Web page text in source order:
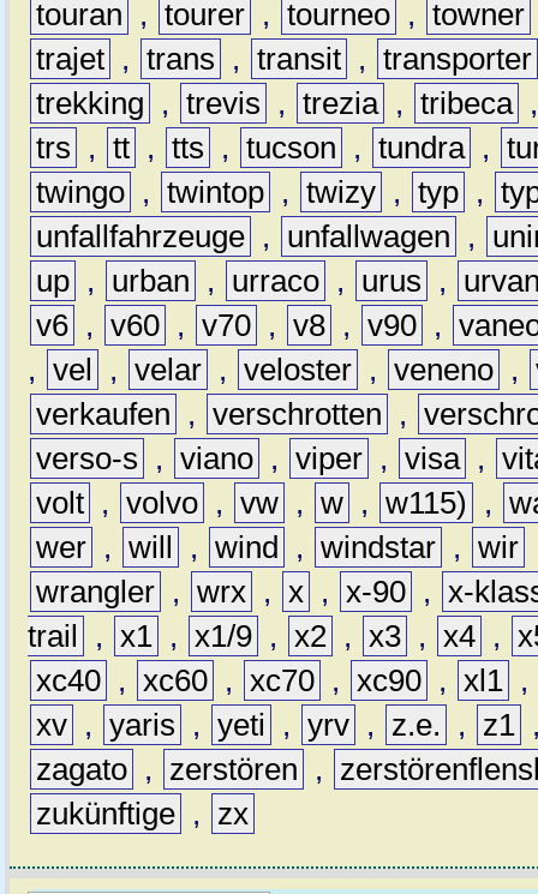
touran , tourer , tourneo , towner
trajet , trans , transit , transporter
trekking
, trevis , trezia , tribeca
trs
, tt , tts , tucson , tundra ,
twingo , twintop , twizy , typ ,
unfallfahrzeuge , unfallwagen ,
up , urban , urraco , urus ,
v6 , v60 , v70 , v8 , v90 ,
, vel , velar , veloster , veneno ,
verkaufen
, verschrotten ,
verso-s
, viano , viper , visa ,
volt , volvo , vw , w , w115) ,
wer , will , wind , windstar , wir
wrangler , wrx , x , x-90 , x-
trail
, x1 , x1/9 , x2 , x3 , x4 ,
xc40 , xc60 , xc70 , xc90 , xl1 ,
xv , yaris , yeti , yrv , z.e. , z1
zagato , zerstören ,
zukünftige , zx